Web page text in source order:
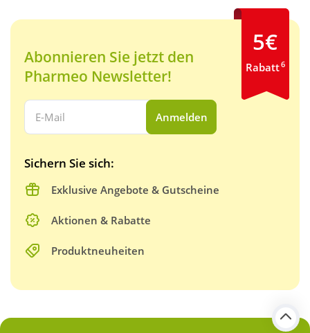
Abonnieren Sie jetzt den
Pharmeo Newsletter!
Ihre E-Mail Adresse:
Anmelden
Sichern Sie sich:
Exklusive Angebote & Gutscheine
Aktionen & Rabatte
Produktneuheiten
5€
Rabatt6